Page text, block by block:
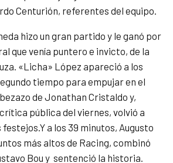
Centurión, referentes del equipo.
hizo un gran partido y le ganó por
que venía puntero e invicto, de la
«Licha» López apareció a los
tiempo para empujar en el
de Jonathan Cristaldo y,
pública del viernes, volvió a
a los 39 minutos, Augusto
más altos de Racing, combinó
Bou y sentenció la historia.